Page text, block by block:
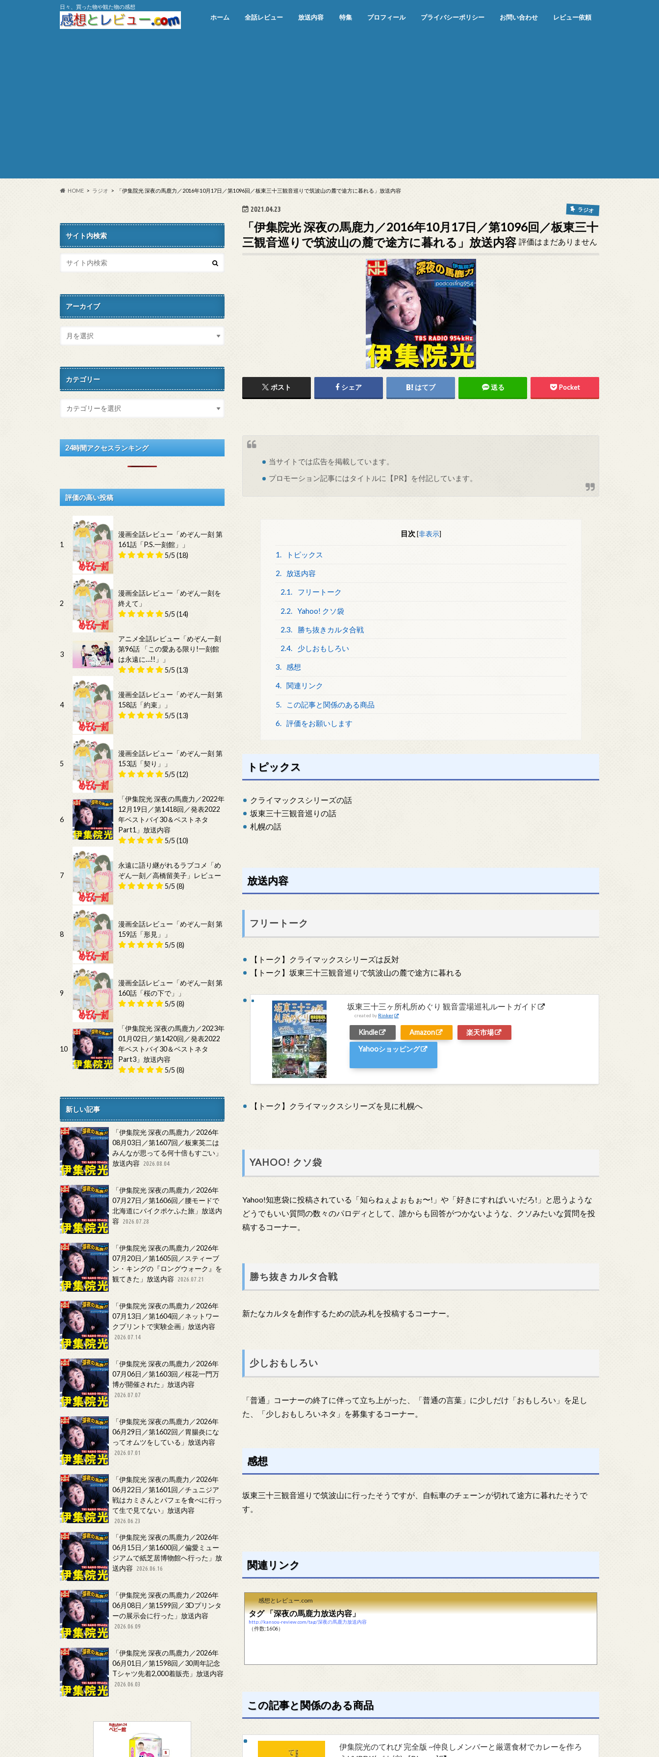
日々、買った物や観た物の感想
ホーム 全話レビュー 放送内容 特集 プロフィール プライバシーポリシー お問い合わせ レビュー依頼
HOME ラジオ 「伊集院光 深夜の馬鹿力／2016年10月17日／第1096回／板東三十三観音巡りで筑波山の麓で途方に暮れる」放送内容
2021.04.23 ラジオ
「伊集院光 深夜の馬鹿力／2016年10月17日／第1096回／板東三十
三観音巡りで筑波山の麓で途方に暮れる」放送内容 評価はまだありません
ポスト シェア はてブ 送る Pocket
当サイトでは広告を掲載しています。
プロモーション記事にはタイトルに【PR】を付記しています。
目次 [非表示]
1. トピックス
2. 放送内容
2.1. フリートーク
2.2. Yahoo! クソ袋
2.3. 勝ち抜きカルタ合戦
2.4. 少しおもしろい
3. 感想
4. 関連リンク
5. この記事と関係のある商品
6. 評価をお願いします
トピックス
クライマックスシリーズの話
坂東三十三観音巡りの話
札幌の話
放送内容
フリートーク
【トーク】クライマックスシリーズは反対
【トーク】坂東三十三観音巡りで筑波山の麓で途方に暮れる
坂東三十三ヶ所札所めぐり 観音霊場巡礼ルートガイド
created by Rinker
Kindle Amazon
楽天市場
Yahooショッピング
【トーク】クライマックスシリーズを見に札幌へ
YAHOO! クソ袋
Yahoo!知恵袋に投稿されている「知らねぇよぉもぉ〜!」や「好きにすればいいだろ!」と思うような
どうでもいい質問の数々のパロディとして、誰からも回答がつかないような、クソみたいな質問を投
稿するコーナー。
勝ち抜きカルタ合戦
新たなカルタを創作するための読み札を投稿するコーナー。
少しおもしろい
「普通」コーナーの終了に伴って立ち上がった、「普通の言葉」に少しだけ「おもしろい」を足し
た、「少しおもしろいネタ」を募集するコーナー。
感想
坂東三十三観音巡りで筑波山に行ったそうですが、自転車のチェーンが切れて途方に暮れたそうで
す。
関連リンク
感想とレビュー.com
タグ 「深夜の馬鹿力放送内容」
http://kansou-review.com/tag/深夜の馬鹿力放送内容
（件数:1606）
この記事と関係のある商品
伊集院光のてれび 完全版 ~仲良しメンバーと厳選食材でカレーを作ろ
サイト内検索
アーカイブ
カテゴリー
24時間アクセスランキング
評価の高い投稿
1
漫画全話レビュー「めぞん一刻 第
161話「P.S.一刻館」」
5/5 (18)
2
漫画全話レビュー「めぞん一刻を
終えて」
5/5 (14)
3
アニメ全話レビュー「めぞん一刻
第96話 「この愛ある限り!一刻館
は永遠に…!!」」
5/5 (13)
4
漫画全話レビュー「めぞん一刻 第
158話「約束」」
5/5 (13)
5
漫画全話レビュー「めぞん一刻 第
153話「契り」」
5/5 (12)
6
「伊集院光 深夜の馬鹿力／2022年
12月19日／第1418回／発表2022
年ベストバイ30＆ベストネタ
Part1」放送内容
5/5 (10)
7
永遠に語り継がれるラブコメ「め
ぞん一刻／高橋留美子」レビュー
5/5 (8)
8
漫画全話レビュー「めぞん一刻 第
159話「形見」」
5/5 (8)
9
漫画全話レビュー「めぞん一刻 第
160話「桜の下で」」
5/5 (8)
10
「伊集院光 深夜の馬鹿力／2023年
01月02日／第1420回／発表2022
年ベストバイ30＆ベストネタ
Part3」放送内容
5/5 (8)
新しい記事
「伊集院光 深夜の馬鹿力／2026年
08月03日／第1607回／板東英二は
みんなが思ってる何十倍もすごい」
放送内容
2026.08.04
「伊集院光 深夜の馬鹿力／2026年
07月27日／第1606回／腰モードで
北海道にバイクポケふた旅」放送内
容
2026.07.28
「伊集院光 深夜の馬鹿力／2026年
07月20日／第1605回／スティーブ
ン・キングの『ロングウォーク』を
観てきた」放送内容
2026.07.21
「伊集院光 深夜の馬鹿力／2026年
07月13日／第1604回／ネットワー
クプリントで実験企画」放送内容
2026.07.14
「伊集院光 深夜の馬鹿力／2026年
07月06日／第1603回／桜花一門万
博が開催された」放送内容
2026.07.07
「伊集院光 深夜の馬鹿力／2026年
06月29日／第1602回／胃腸炎にな
ってオムツをしている」放送内容
2026.07.01
「伊集院光 深夜の馬鹿力／2026年
06月22日／第1601回／チュニジア
戦はカミさんとパフェを食べに行っ
て生で見てない」放送内容
2026.06.23
「伊集院光 深夜の馬鹿力／2026年
06月15日／第1600回／偏愛ミュー
ジアムで紙芝居博物館へ行った」放
送内容
2026.06.16
「伊集院光 深夜の馬鹿力／2026年
06月08日／第1599回／3Dプリンタ
ーの展示会に行った」放送内容
2026.06.09
「伊集院光 深夜の馬鹿力／2026年
06月01日／第1598回／30周年記念
Tシャツ先着2,000着販売」放送内容
2026.06.03